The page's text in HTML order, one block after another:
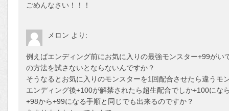
ごめんなさい！！！
メロン より:
例えばエンディング前にお気に入りの最強モンスター+99が
の方法を試さないとならないんですか？
そうなるとお気に入りのモンスターを1回配合させたら違うモ
エンディング後+100が解禁されたら超生配合でしか+100にな
+98から+99になる手順と同じでも出来るのですか？